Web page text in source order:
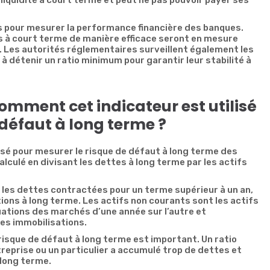
mesurer la performance financière des banques.
court terme de manière efficace seront en mesure
Les autorités réglementaires surveillent également les
détenir un ratio minimum pour garantir leur stabilité à
cet indicateur est utilisé
à long terme ?
pour mesurer le risque de défaut à long terme des
en divisant les dettes à long terme par les actifs
dettes contractées pour un terme supérieur à un an,
à long terme. Les actifs non courants sont les actifs
des marchés d’une année sur l’autre et
immobilisations.
de défaut à long terme est important. Un ratio
ou un particulier a accumulé trop de dettes et
terme.